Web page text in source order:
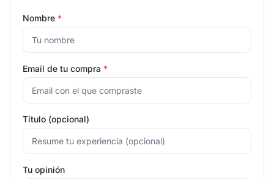
Nombre *
Email de tu compra *
Título (opcional)
Tu opinión